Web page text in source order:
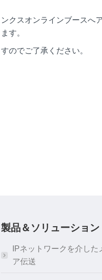
クスオンラインブースへ
す。
のでご了承ください。
製品＆ソリューション
IPネットワークを介した
ア伝送